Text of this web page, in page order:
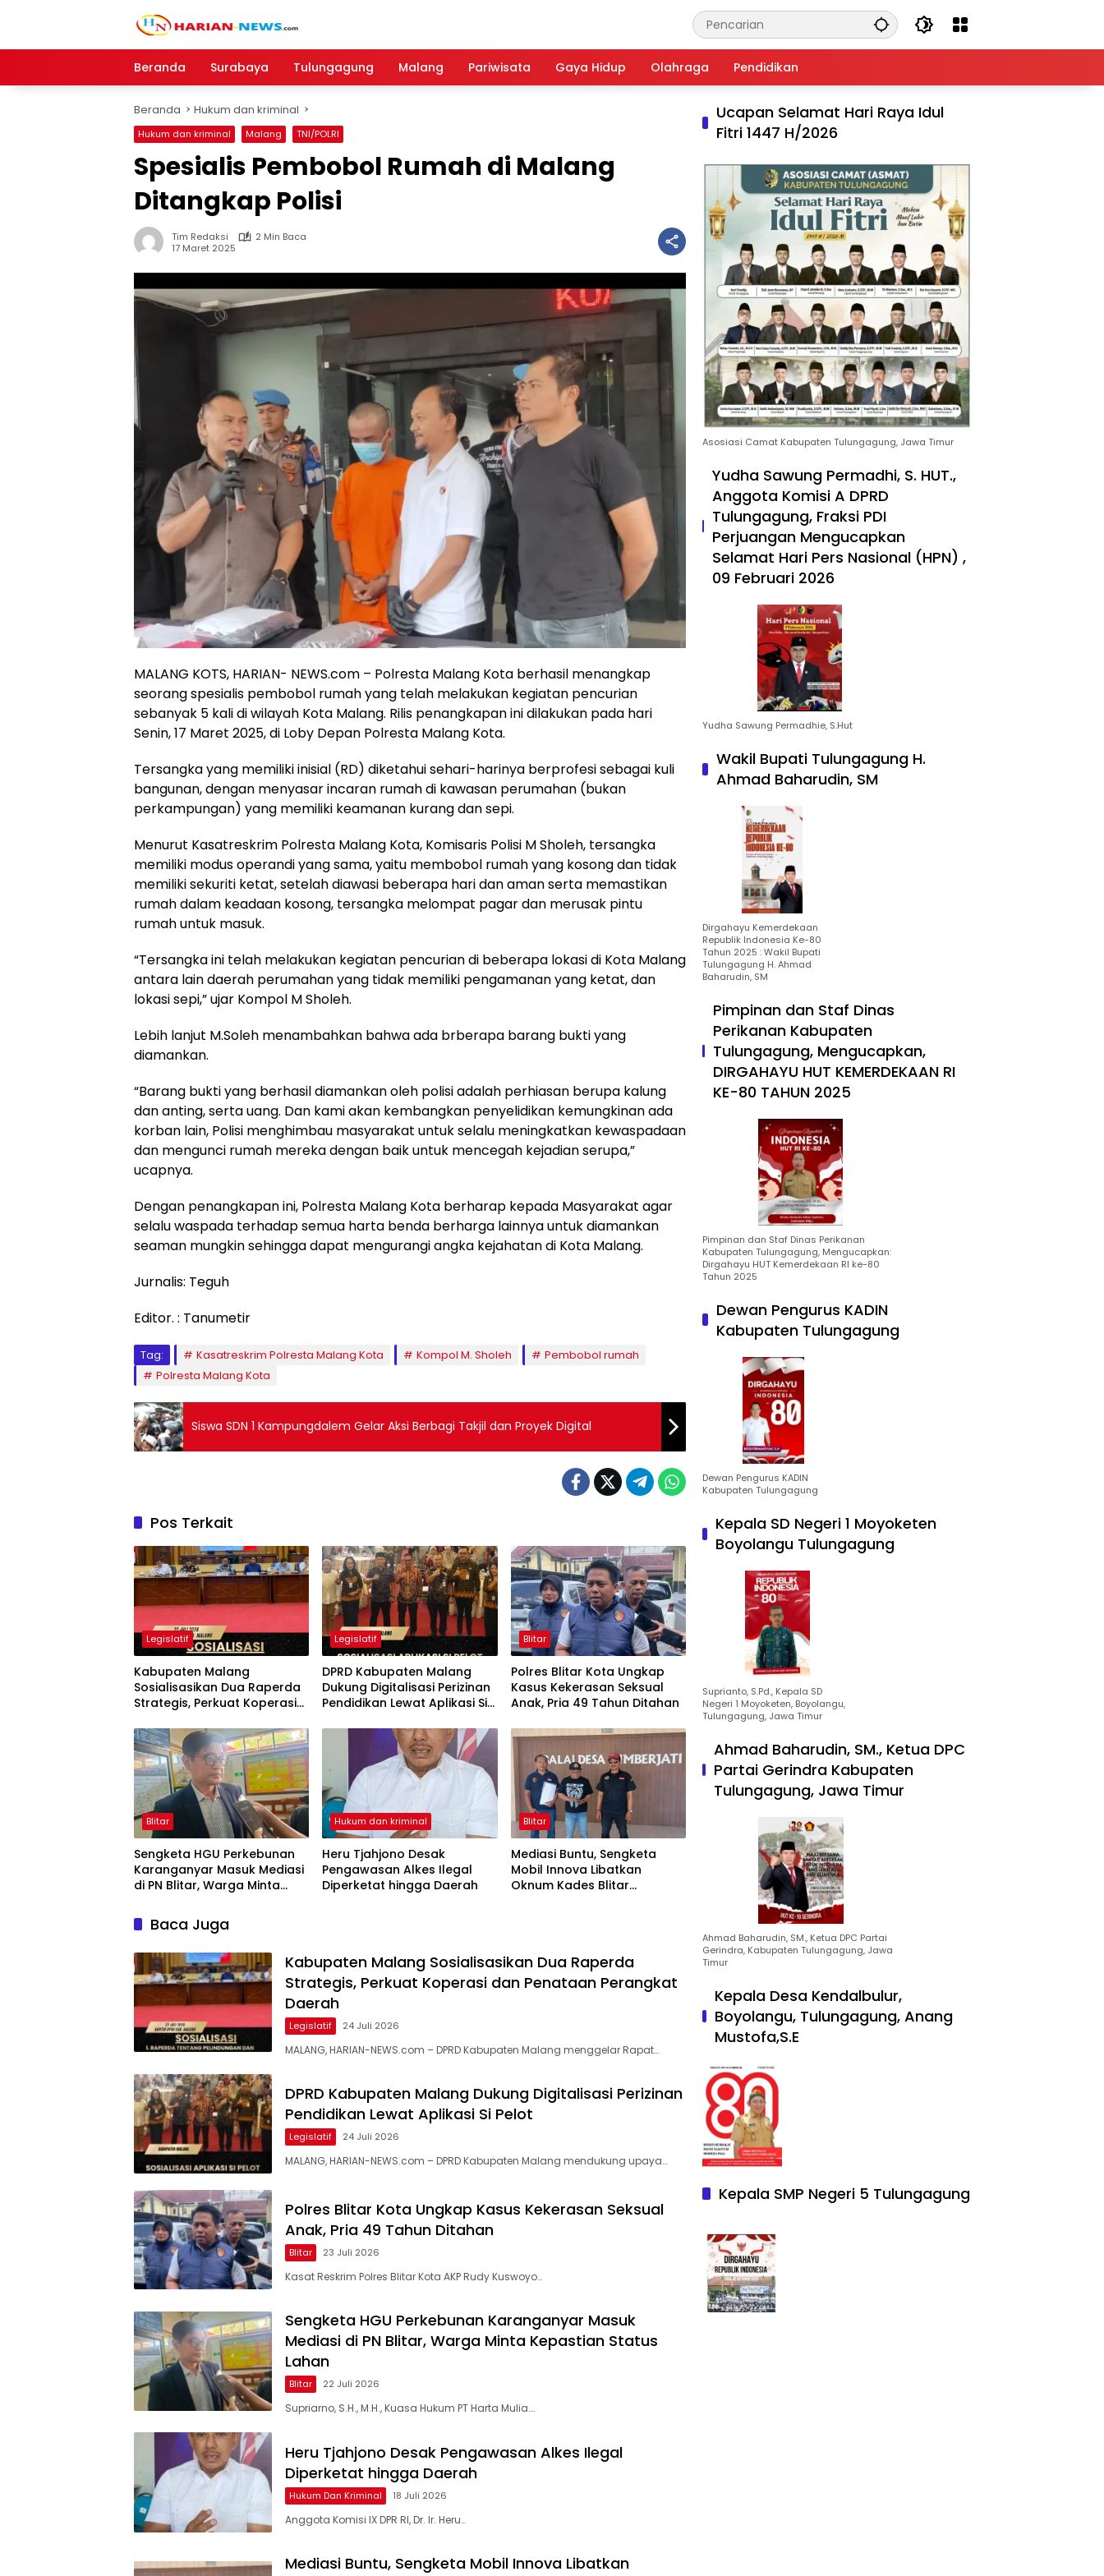
Beranda
Surabaya Tulungagung Malang Pariwisata Gaya Hidup Olahraga Pendidikan
Beranda Hukum dan kriminal
Hukum dan kriminal Malang TNI/POLRI
Spesialis Pembobol Rumah di Malang
Ditangkap Polisi
Tim Redaksi
2 Min Baca
17 Maret 2025
MALANG KOTS, HARIAN- NEWS.com – Polresta Malang Kota berhasil menangkap
seorang spesialis pembobol rumah yang telah melakukan kegiatan pencurian
sebanyak 5 kali di wilayah Kota Malang. Rilis penangkapan ini dilakukan pada hari
Senin, 17 Maret 2025, di Loby Depan Polresta Malang Kota.
Tersangka yang memiliki inisial (RD) diketahui sehari-harinya berprofesi sebagai kuli
bangunan, dengan menyasar incaran rumah di kawasan perumahan (bukan
perkampungan) yang memiliki keamanan kurang dan sepi.
Menurut Kasatreskrim Polresta Malang Kota, Komisaris Polisi M Sholeh, tersangka
memiliki modus operandi yang sama, yaitu membobol rumah yang kosong dan tidak
memiliki sekuriti ketat, setelah diawasi beberapa hari dan aman serta memastikan
rumah dalam keadaan kosong, tersangka melompat pagar dan merusak pintu
rumah untuk masuk.
“Tersangka ini telah melakukan kegiatan pencurian di beberapa lokasi di Kota Malang
antara lain daerah perumahan yang tidak memiliki pengamanan yang ketat, dan
lokasi sepi,” ujar Kompol M Sholeh.
Lebih lanjut M.Soleh menambahkan bahwa ada brberapa barang bukti yang
diamankan.
“Barang bukti yang berhasil diamankan oleh polisi adalah perhiasan berupa kalung
dan anting, serta uang. Dan kami akan kembangkan penyelidikan kemungkinan ada
korban lain, Polisi menghimbau masyarakat untuk selalu meningkatkan kewaspadaan
dan mengunci rumah mereka dengan baik untuk mencegah kejadian serupa,”
ucapnya.
Dengan penangkapan ini, Polresta Malang Kota berharap kepada Masyarakat agar
selalu waspada terhadap semua harta benda berharga lainnya untuk diamankan
seaman mungkin sehingga dapat mengurangi angka kejahatan di Kota Malang.
Jurnalis: Teguh
Editor. : Tanumetir
Tag: Kasatreskrim Polresta Malang Kota Kompol M. Sholeh
Pembobol rumah
Polresta Malang Kota
Siswa SDN 1 Kampungdalem Gelar Aksi Berbagi Takjil dan Proyek Digital
Pos Terkait
Legislatif
Kabupaten Malang
Sosialisasikan Dua Raperda
Strategis, Perkuat Koperasi
Daerah
Legislatif
DPRD Kabupaten Malang
Dukung Digitalisasi Perizinan
Pendidikan Lewat Aplikasi Si
Blitar
Polres Blitar Kota Ungkap
Kasus Kekerasan Seksual
Anak, Pria 49 Tahun Ditahan
Blitar
Sengketa HGU Perkebunan
Karanganyar Masuk Mediasi
di PN Blitar, Warga Minta
Hukum dan kriminal
Heru Tjahjono Desak
Pengawasan Alkes Ilegal
Diperketat hingga Daerah
Blitar
Mediasi Buntu, Sengketa
Mobil Innova Libatkan
Oknum Kades Blitar
Baca Juga
Kabupaten Malang Sosialisasikan Dua Raperda
Strategis, Perkuat Koperasi dan Penataan Perangkat
Daerah
Legislatif 24 Juli 2026
MALANG, HARIAN-NEWS.com – DPRD Kabupaten Malang menggelar Rapat…
DPRD Kabupaten Malang Dukung Digitalisasi Perizinan
Pendidikan Lewat Aplikasi Si Pelot
Legislatif 24 Juli 2026
MALANG, HARIAN-NEWS.com – DPRD Kabupaten Malang mendukung upaya…
Polres Blitar Kota Ungkap Kasus Kekerasan Seksual
Anak, Pria 49 Tahun Ditahan
Blitar 23 Juli 2026
Kasat Reskrim Polres Blitar Kota AKP Rudy Kuswoyo…
Sengketa HGU Perkebunan Karanganyar Masuk
Mediasi di PN Blitar, Warga Minta Kepastian Status
Lahan
Blitar 22 Juli 2026
Supriarno, S.H., M.H., Kuasa Hukum PT Harta Mulia….
Heru Tjahjono Desak Pengawasan Alkes Ilegal
Diperketat hingga Daerah
Hukum Dan Kriminal 18 Juli 2026
Anggota Komisi IX DPR RI, Dr. Ir. Heru…
Mediasi Buntu, Sengketa Mobil Innova Libatkan
Ucapan Selamat Hari Raya Idul
Fitri 1447 H/2026
Asosiasi Camat Kabupaten Tulungagung, Jawa Timur
Yudha Sawung Permadhi, S. HUT.,
Anggota Komisi A DPRD
Tulungagung, Fraksi PDI
Perjuangan Mengucapkan
Selamat Hari Pers Nasional (HPN) ,
09 Februari 2026
Yudha Sawung Permadhie, S.Hut
Wakil Bupati Tulungagung H.
Ahmad Baharudin, SM
Dirgahayu Kemerdekaan
Republik Indonesia Ke-80
Tahun 2025 : Wakil Bupati
Tulungagung H. Ahmad
Baharudin, SM
Pimpinan dan Staf Dinas
Perikanan Kabupaten
Tulungagung, Mengucapkan,
DIRGAHAYU HUT KEMERDEKAAN RI
KE-80 TAHUN 2025
Pimpinan dan Staf Dinas Perikanan
Kabupaten Tulungagung, Mengucapkan:
Dirgahayu HUT Kemerdekaan RI ke-80
Tahun 2025
Dewan Pengurus KADIN
Kabupaten Tulungagung
Dewan Pengurus KADIN
Kabupaten Tulungagung
Kepala SD Negeri 1 Moyoketen
Boyolangu Tulungagung
Suprianto, S.Pd., Kepala SD
Negeri 1 Moyoketen, Boyolangu,
Tulungagung, Jawa Timur
Ahmad Baharudin, SM., Ketua DPC
Partai Gerindra Kabupaten
Tulungagung, Jawa Timur
Ahmad Baharudin, SM., Ketua DPC Partai
Gerindra, Kabupaten Tulungagung, Jawa
Timur
Kepala Desa Kendalbulur,
Boyolangu, Tulungagung, Anang
Mustofa,S.E
Kepala SMP Negeri 5 Tulungagung